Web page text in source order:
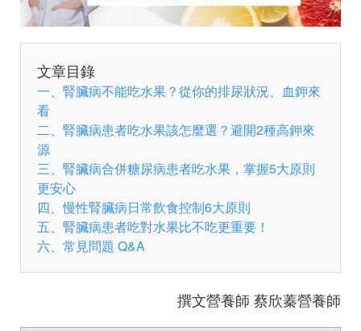
文章目錄
一、腎臟病不能吃水果？從你的排尿狀況、血鉀來
看
二、腎臟病患者吃水果該怎麼選？避開2種高鉀來
源
三、腎臟病合併糖尿病患者吃水果，掌握5大原則
更安心
四、慢性腎臟病日常飲食控制6大原則
五、腎臟病患者吃對水果比不吃更重要！
六、常見問題 Q&A
撰文營養師 蔡欣蓁營養師